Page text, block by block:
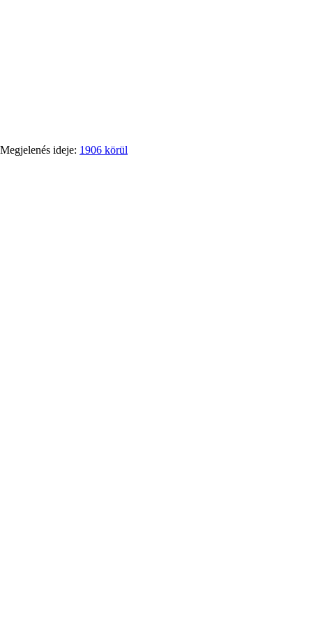
ideje: 1906 körül